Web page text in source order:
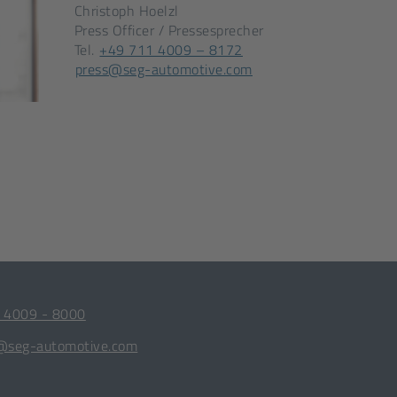
Christoph Hoelzl
Press Officer / Pressesprecher
Tel. [Öffnet
in
+49 711 4009 – 8172
[Öffnet
press@seg-automotive.com
- 8000
automotive.com